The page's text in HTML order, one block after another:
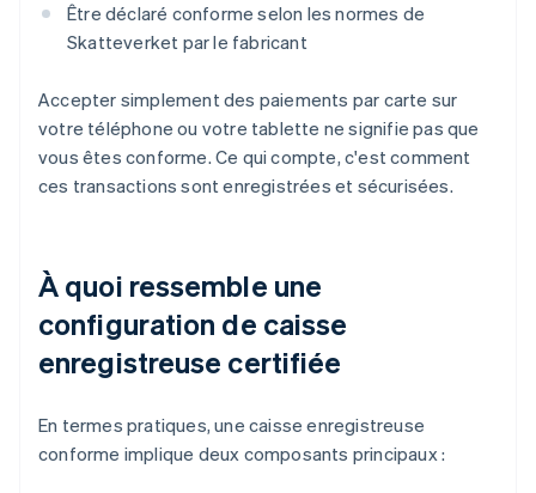
Être déclaré conforme selon les normes de
Skatteverket par le fabricant
Accepter simplement des paiements par carte sur
votre téléphone ou votre tablette ne signifie pas que
vous êtes conforme. Ce qui compte, c'est comment
ces transactions sont enregistrées et sécurisées.
À quoi ressemble une
configuration de caisse
enregistreuse certifiée
En termes pratiques, une caisse enregistreuse
conforme implique deux composants principaux :